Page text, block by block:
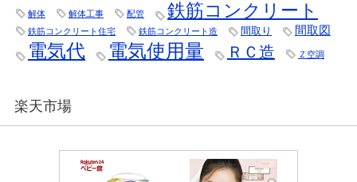
解体 解体工事 配管 鉄筋コンクリート
鉄筋コンクリート住宅 鉄筋コンクリート造 間取り 間取図
電気代 電気使用量 ＲＣ造 Ｚ空調
楽天市場